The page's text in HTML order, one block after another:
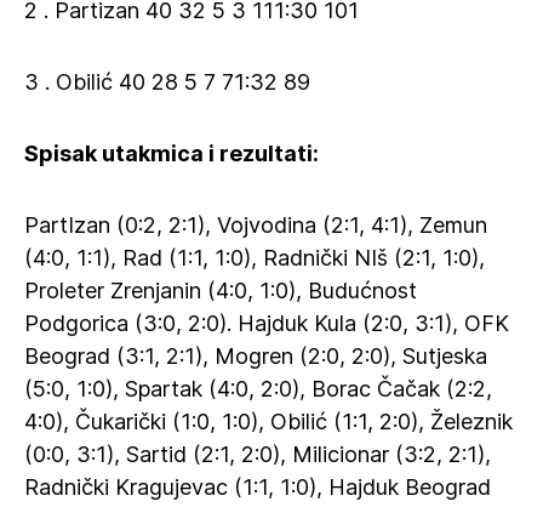
2 . Partizan 40 32 5 3 111:30 101
3 . Obilić 40 28 5 7 71:32 89
Spisak utakmica i rezultati:
PartIzan (0:2, 2:1), Vojvodina (2:1, 4:1), Zemun
(4:0, 1:1), Rad (1:1, 1:0), Radnički NIš (2:1, 1:0),
Proleter Zrenjanin (4:0, 1:0), Budućnost
Podgorica (3:0, 2:0). Hajduk Kula (2:0, 3:1), OFK
Beograd (3:1, 2:1), Mogren (2:0, 2:0), Sutjeska
(5:0, 1:0), Spartak (4:0, 2:0), Borac Čačak (2:2,
4:0), Čukarički (1:0, 1:0), Obilić (1:1, 2:0), Železnik
(0:0, 3:1), Sartid (2:1, 2:0), Milicionar (3:2, 2:1),
Radnički Kragujevac (1:1, 1:0), Hajduk Beograd